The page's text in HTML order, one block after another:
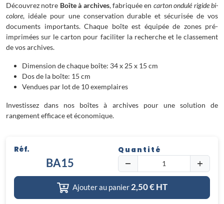
Découvrez notre Boîte à archives, fabriquée en carton ondulé rigide bi-
colore, idéale pour une conservation durable et sécurisée de vos
documents importants. Chaque boîte est équipée de zones pré-
imprimées sur le carton pour faciliter la recherche et le classement
de vos archives.
Dimension de chaque boîte: 34 x 25 x 15 cm
Dos de la boîte: 15 cm
Vendues par lot de 10 exemplaires
Investissez dans nos boîtes à archives pour une solution de
rangement efficace et économique.
Réf.
BA15
Quantité
Ajouter au panier 2,50€ HT